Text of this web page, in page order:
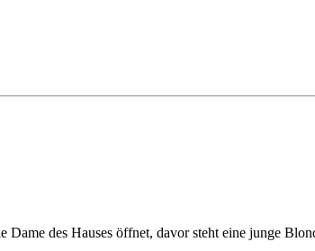
des Hauses öffnet, davor steht eine junge